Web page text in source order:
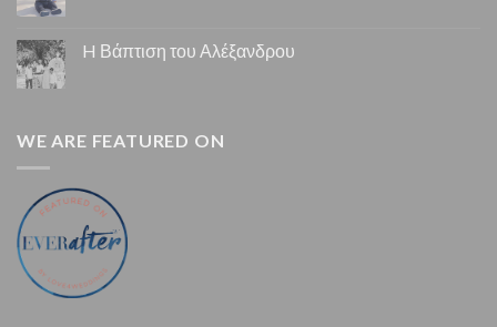
H Βάπτιση του Αλέξανδρου
WE ARE FEATURED ON